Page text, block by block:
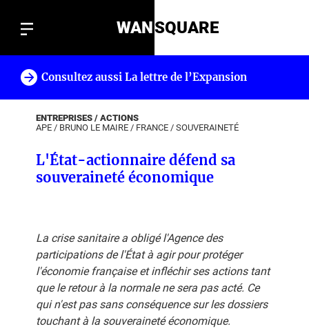
WANSQUARE
Consultez aussi La lettre de l’Expansion
ENTREPRISES / ACTIONS
APE / BRUNO LE MAIRE / FRANCE / SOUVERAINETÉ
L'État-actionnaire défend sa
souveraineté économique
La crise sanitaire a obligé l'Agence des
participations de l'État à agir pour protéger
l'économie française et infléchir ses actions tant
que le retour à la normale ne sera pas acté. Ce
qui n'est pas sans conséquence sur les dossiers
touchant à la souveraineté économique.